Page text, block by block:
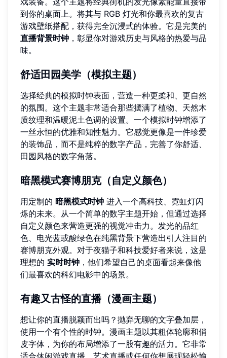
到你的桌面上。将其与 RGB 灯光和你最喜欢的复古
游戏壁纸搭配，获得完全沉浸式的体验。它是完美的
直播背景时钟 ，彰显你对游戏历史与风格的热爱与品
味。
舒适田园美学（模拟主题）
选择经典的模拟时钟表面，营造一种更柔和、更自然
的氛围。这个主题非常适合那些摆满了植物、天然木
质纹理和温暖泥土色调的设置。一个模拟时钟增添了
一丝永恒的优雅和知性魅力。它感觉更像是一件珍爱
的装饰品，而不是纯粹的数字产品，完善了你舒适、
田园风格的数字角落。
暗黑模式赛博朋克（自定义颜色）
用定制的 暗黑模式时钟 进入一个高科技、霓虹灯闪
烁的未来。从一个简单的数字主题开始，但通过选择
自定义颜色来营造更强的视觉冲击力。发光的品红
色、电光蓝或酸绿色在纯黑背景下营造出引人注目的
赛博朋克外观。对于夜猫子和科技爱好者来说，这是
理想的 实时时钟 ，他们希望自己的桌面看起来像他
们最喜欢的科幻电影中的场景。
有趣又古怪的直播（漫画主题）
想让你的直播脱颖而出吗？抛弃无聊的文字叠加层，
使用一个有个性的时钟。漫画主题以其粗体轮廓和俏
皮字体，为你的布局增添了一股有趣的活力。它非常